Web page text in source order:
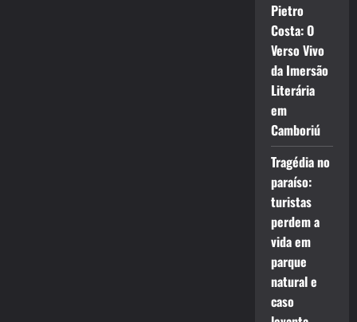
Pietro
Costa: O
Verso Vivo
da Imersão
Literária
em
Camboriú
Tragédia no
paraíso:
turistas
perdem a
vida em
parque
natural e
caso